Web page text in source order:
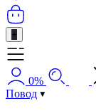
+
0%
Повод